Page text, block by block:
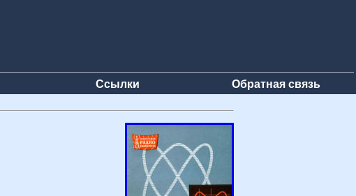
Ссылки Обратная связь